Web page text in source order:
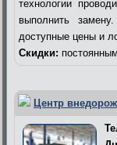
технологии
выполнить
доступные цены и
Скидки:
Центр